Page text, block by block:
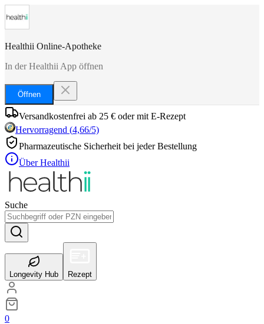
Healthii Online-Apotheke
In der Healthii App öffnen
Öffnen
Versandkostenfrei ab 25 € oder mit E-Rezept
Hervorragend (4,66/5)
Pharmazeutische Sicherheit bei jeder Bestellung
Über Healthii
Suche
Longevity Hub Rezept
0